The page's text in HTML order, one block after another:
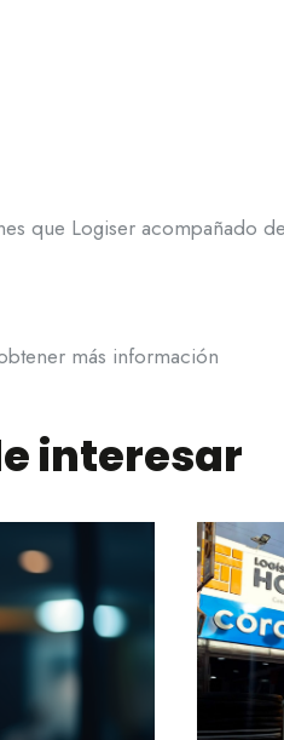
que Logiser acompañado
más información
interesar